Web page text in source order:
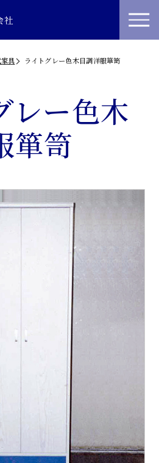
社
具 ライトグレー色木目調洋服箪笥
レー色木
箪笥